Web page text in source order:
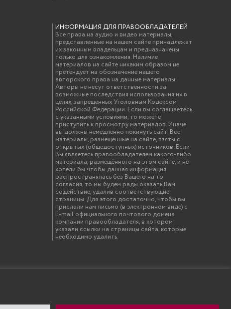
ИНФОРМАЦИЯ ДЛЯ ПРАВООБЛАДАТЕЛЕЙ
Все права на аудио и видео материалы,
представленные на нашем сайте принадлежат
их законным владельцам и предназначены
только для ознакомления. Наличие
материалов на сайте никаким образом не
претендует на обозначение нашего
авторского права на данные материалы.
Авторы не несут ответственности за
возможные последствия использования их в
целях, запрещенных Уголовным Кодексом
Российской Федерации. Если вы соглашаетесь
с указанными условиями, то можете
приступить к просмотру материалов. Иначе
вы должны немедленно покинуть сайт. Все
материалы, размещенные на сайте, взяты с
открытых (общедоступных) источников. Если
Вы являетесь правообладателем какого-либо
материала, размещённого на этом сайте, и не
хотели бы чтобы данная информация
распространялась без Вашего на то
согласия, то мы будем рады оказать Вам
содействие, удалив соответствующие
страницы. Для этого достаточно, чтобы вы
прислали нам письмо (в электронном виде) с
E-mail официального почтового домена
компании правообладателя, в котором
указали ссылки на страницы сайта, которые
необходимо удалить.